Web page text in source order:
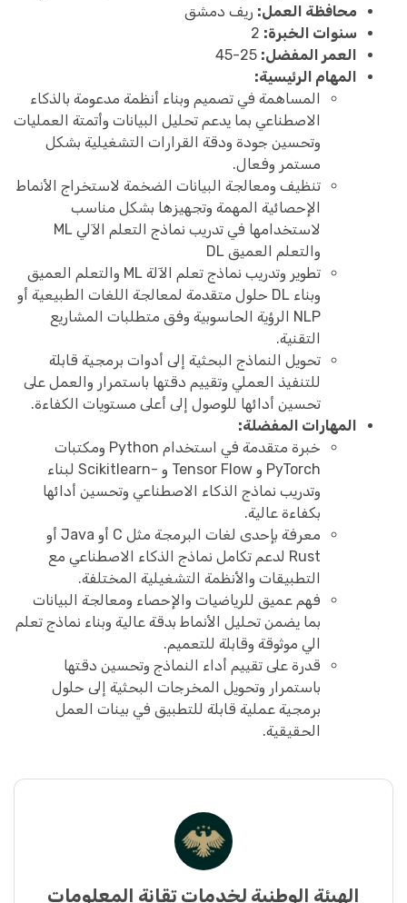
محافظة العمل: ريف دمشق
سنوات الخبرة:
العمر المفضل:
المهام الرئيسية:
المساهمة في تصميم وبناء أنظمة مدعومة بالذكاء
الاصطناعي بما يدعم تحليل البيانات وأتمتة العمليات
وتحسين جودة ودقة القرارات التشغيلية بشكل
مستمر وفعال.
تنظيف ومعالجة البيانات الضخمة لاستخراج الأنماط
الإحصائية المهمة وتجهيزها بشكل مناسب
لاستخدامها في تدريب نماذج التعلم الآلي ML
والتعلم العميق DL
تطوير وتدريب نماذج تعلم الآلة ML والتعلم العميق
وبناء DL حلول متقدمة لمعالجة اللغات الطبيعية أو
NLP الرؤية الحاسوبية وفق متطلبات المشاريع
التقنية.
تحويل النماذج البحثية إلى أدوات برمجية قابلة
للتنفيذ العملي وتقييم دقتها باستمرار والعمل على
تحسين أدائها للوصول إلى أعلى مستويات الكفاءة.
المهارات المفضلة:
خبرة متقدمة في استخدام Python ومكتبات
PyTorch و Tensor Flow و -Scikitlearn لبناء
وتدريب نماذج الذكاء الاصطناعي وتحسين أدائها
بكفاءة عالية.
معرفة بإحدى لغات البرمجة مثل C أو Java أو
Rust لدعم تكامل نماذج الذكاء الاصطناعي مع
التطبيقات والأنظمة التشغيلية المختلفة.
فهم عميق للرياضيات والإحصاء ومعالجة البيانات
بما يضمن تحليل الأنماط بدقة عالية وبناء نماذج تعلم
الي موثوقة وقابلة للتعميم.
قدرة على تقييم أداء النماذج وتحسين دقتها
باستمرار وتحويل المخرجات البحثية إلى حلول
برمجية عملية قابلة للتطبيق في بينات العمل
الحقيقية.
الهيئة الوطنية لخدمات تقانة المعلومات